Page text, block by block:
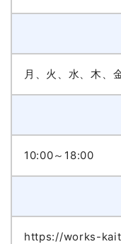
月、火、水、木、
10:00～18:00
https://works-